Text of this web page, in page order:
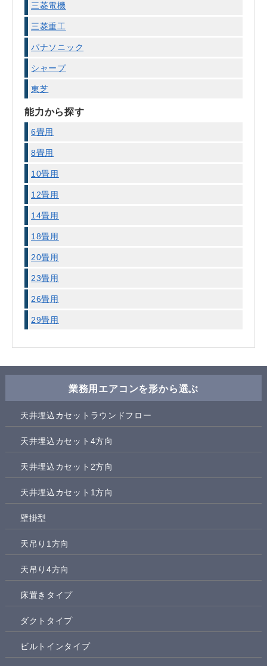
三菱電機
三菱重工
パナソニック
シャープ
東芝
能力から探す
6畳用
8畳用
10畳用
12畳用
14畳用
18畳用
20畳用
23畳用
26畳用
29畳用
業務用エアコンを形から選ぶ
天井埋込カセットラウンドフロー
天井埋込カセット4方向
天井埋込カセット2方向
天井埋込カセット1方向
壁掛型
天吊り1方向
天吊り4方向
床置きタイプ
ダクトタイプ
ビルトインタイプ